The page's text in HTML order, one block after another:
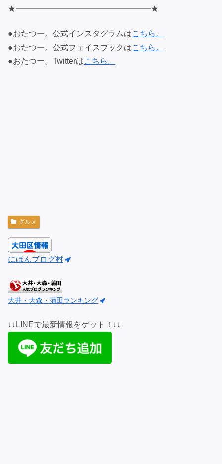
★━━━━━━━━━━━━━━━━━★
●おたつー。公式インスタグラムはこちら。
●おたつー。公式フェイスブックはこちら。
●おたつー。Twitterはこちら。
グルメ
にほんブログ村
大井・大森・蒲田ランキング
↓↓LINEで最新情報をゲット！↓↓